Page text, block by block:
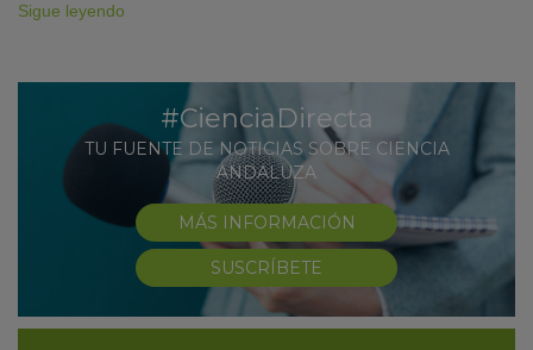
Sigue leyendo
#CienciaDirecta
TU FUENTE DE NOTICIAS SOBRE CIENCIA
ANDALUZA
MÁS INFORMACIÓN
SUSCRÍBETE